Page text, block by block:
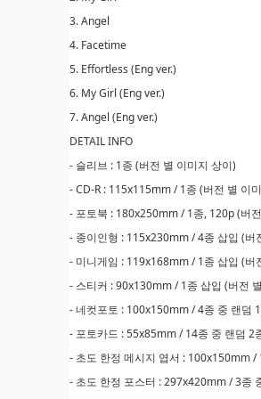
3. Angel
4. Facetime
5. Effortless (Eng ver.)
6. My Girl (Eng ver.)
7. Angel (Eng ver.)
DETAIL INFO
- 슬리브 : 1종 (버전 별 이미지 상이)
- CD-R : 115x115mm / 1종 (버전 별 이
- 포토북 : 180x250mm / 1종, 120p (버
- 종이인형 : 115x230mm / 4종 삽입 (버
- 미니게임 : 119x168mm / 1종 삽입 (버
- 스티커 : 90x130mm / 1종 삽입 (버전
- 네컷포토 : 100x150mm / 4종 중 랜덤
- 포토카드 : 55x85mm / 14종 중 랜덤 2
- 초도 한정 메시지 엽서 : 100x150mm
- 초도 한정 포스터 : 297x420mm / 3종